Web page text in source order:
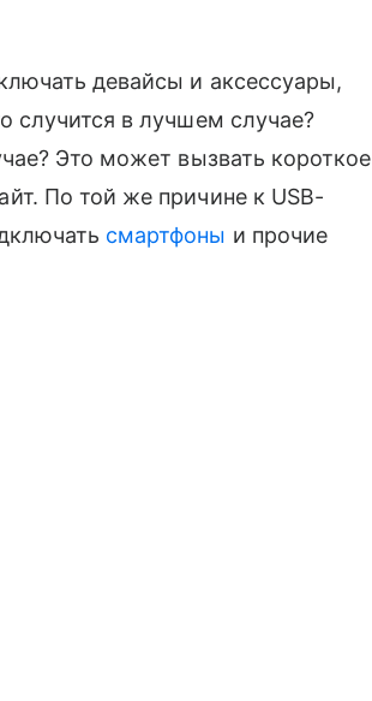
девайсы и аксессуары,
случится в лучшем случае?
Это может вызвать короткое
По той же причине к USB-
смартфоны и прочие